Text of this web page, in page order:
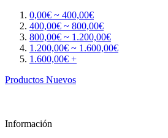
0,00€ ~ 400,00€
400,00€ ~ 800,00€
800,00€ ~ 1.200,00€
1.200,00€ ~ 1.600,00€
1.600,00€ +
Productos Nuevos
Información